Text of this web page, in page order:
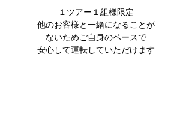
１ツアー１組様限定
他のお客様と一緒になることが
ないためご自身のペースで
​安心して運転していただけます